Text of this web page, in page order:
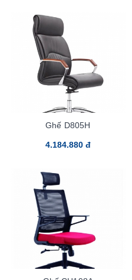
Ghế D805H
4.184.880 đ